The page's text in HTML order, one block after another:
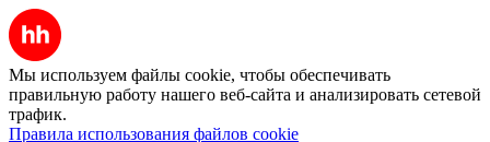
Мы используем файлы cookie, чтобы обеспечивать
правильную работу нашего веб-сайта и анализировать сетевой
трафик.
Правила использования файлов cookie